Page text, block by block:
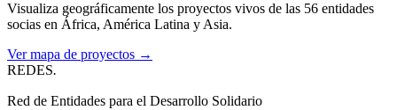
Visualiza geográficamente los proyectos vivos de las 56 entidades
socias en África, América Latina y Asia.
Ver mapa de proyectos →
REDES.
Red de Entidades para el Desarrollo Solidario